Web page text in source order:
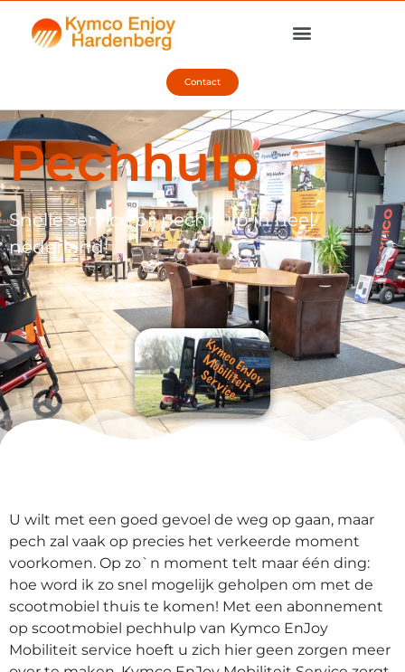
Contact
Pechhulp
Snelle service bij pechhulp in heel
nederland!
U wilt met een goed gevoel de weg op gaan, maar
pech zal vaak op precies het verkeerde moment
voorkomen. Op zo`n moment telt maar één ding:
hoe word ik zo snel mogelijk geholpen om met de
scootmobiel thuis te komen! Met een abonnement
op scootmobiel pechhulp van Kymco EnJoy
Mobiliteit service hoeft u zich hier geen zorgen meer